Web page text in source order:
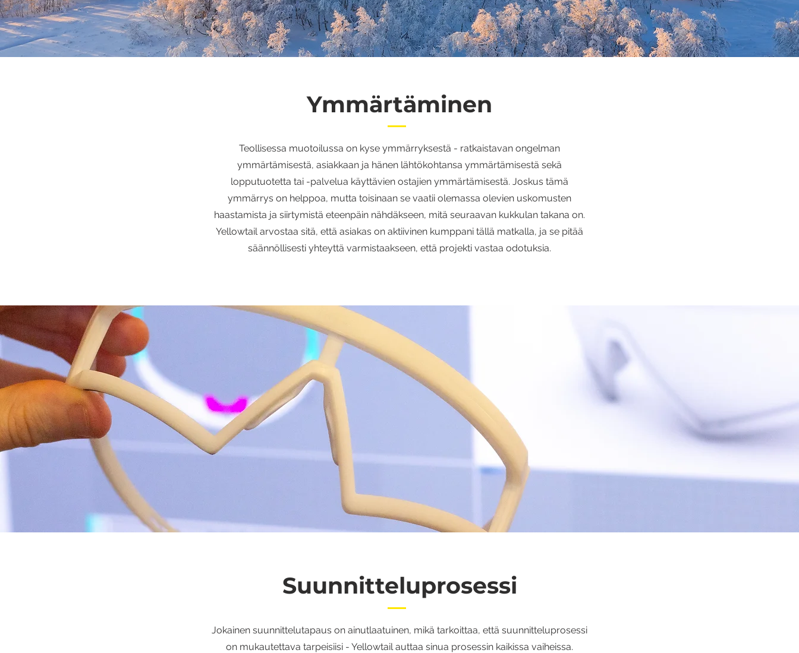
Ymmärtäminen
Teollisessa muotoilussa on kyse ymmärryksestä - ratkaistavan ongelman
ymmärtämisestä, asiakkaan ja hänen lähtökohtansa ymmärtämisestä sekä
lopputuotetta tai -palvelua käyttävien ostajien ymmärtämisestä. Joskus tämä
ymmärrys on helppoa, mutta toisinaan se vaatii olemassa olevien uskomusten
haastamista ja siirtymistä eteenpäin nähdäkseen, mitä seuraavan kukkulan takana on.
Yellowtail arvostaa sitä, että asiakas on aktiivinen kumppani tällä matkalla, ja se pitää
säännöllisesti yhteyttä varmistaakseen, että projekti vastaa odotuksia.
Suunnitteluprosessi
Jokainen suunnittelutapaus on ainutlaatuinen, mikä tarkoittaa, että suunnitteluprosessi
on mukautettava tarpeisiisi - Yellowtail auttaa sinua prosessin kaikissa vaiheissa.